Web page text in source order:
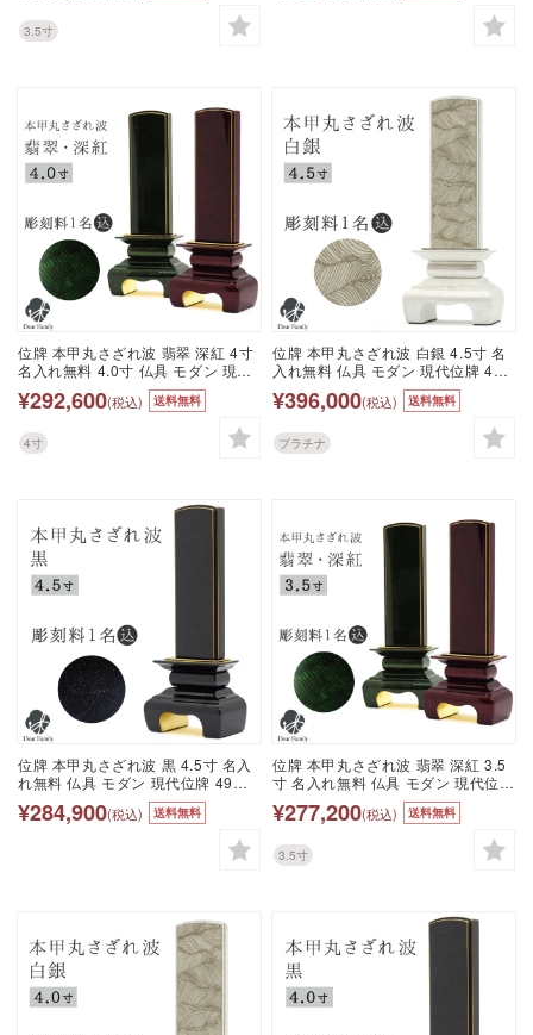
水子供養 本位牌 蒔絵 漆器 漆工芸
金 金紛 赤 ボルドー ワインレッド
グリーン 黒
3.5寸
養 本位牌 波模様 波 金 金紛 箔 いぶ
し銀 赤 ボルドー ワインレッド 緑
位牌 本甲丸さざれ波 翡翠 深紅 4寸
名入れ無料 4.0寸 仏具 モダン 現代
位牌 49日 四十九日 法要 名入れ 彫
刻 名前 戒名 梵字 終活 供養 水子 水
子供養 本位牌 波模様 波 金 金紛 箔
いぶし銀 赤 ボルドー ワインレッド
緑 グリーン
¥292,600(税込) 送料無料
4寸
位牌 本甲丸さざれ波 白銀 4.5寸 名
入れ無料 仏具 モダン 現代位牌 49
日 四十九日 法要 名入れ 彫刻 名前
戒名 梵字 終活 供養 水子 水子供養
本位牌 波模様 白 銀 ホワイト シル
バー 漆 高級 箔 プラチナ いぶし 燻
し 波
¥396,000(税込) 送料無料
プラチナ
位牌 本甲丸さざれ波 黒 4.5寸 名入
れ無料 仏具 モダン 現代位牌 49日
法要 名入れ 彫刻 名前 戒名 梵字 終
活 供養 水子 水子供養 本位牌 黒 ブ
¥284,900(税込) 送料無料
位牌 本甲丸さざれ波 翡翠 深紅 3.5
寸 名入れ無料 仏具 モダン 現代位牌
49日 四十九日 法要 名入れ 彫刻 名
前 戒名 梵字 終活 供養 水子 水子供
養 本位牌 波模様 波 金 金紛 箔 いぶ
し銀 赤 ボルドー ワインレッド 緑
グリーン
¥277,200(税込) 送料無料
3.5寸